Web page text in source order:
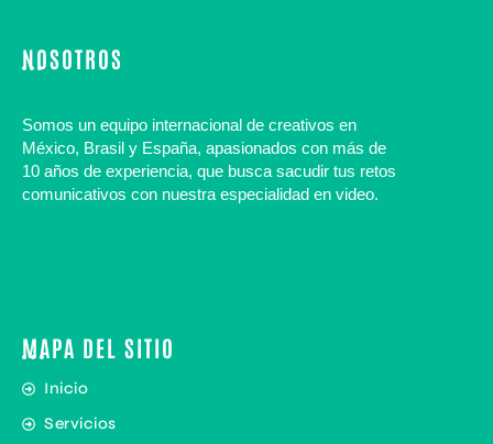
NOSOTROS
Somos un equipo internacional de creativos en
México, Brasil y España, apasionados con más de
10 años de experiencia, que busca sacudir tus retos
comunicativos con nuestra especialidad en video.
MAPA DEL SITIO
Inicio
Servicios